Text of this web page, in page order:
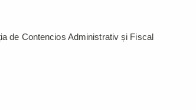
de Contencios Administrativ și Fiscal